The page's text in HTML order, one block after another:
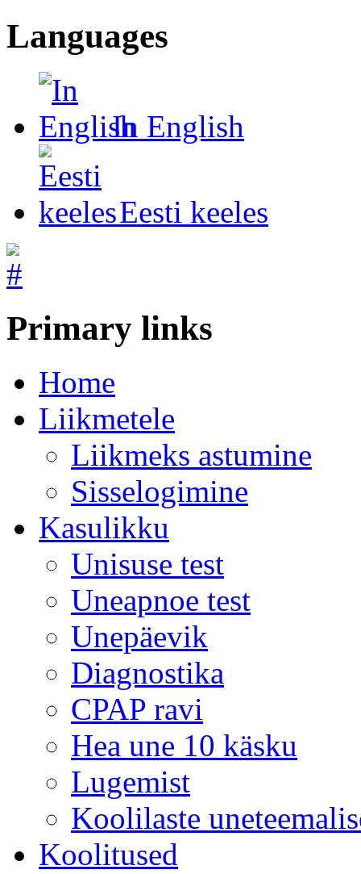
Languages
In English
Eesti keeles
Primary links
Home
Liikmetele
Liikmeks astumine
Sisselogimine
Kasulikku
Unisuse test
Uneapnoe test
Unepäevik
Diagnostika
CPAP ravi
Hea une 10 käsku
Lugemist
Koolilaste
Koolitused